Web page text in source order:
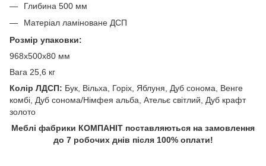
Глибина 500 мм
Матеріал ламіноване ДСП
Розмір упаковки:
968х500х80 мм
Вага 25,6 кг
Колір ЛДСП: Бук, Вільха, Горіх, Яблуня, Дуб сонома, Венге
комбі, Дуб сонома/Німфея альба, Ательє світлий, Дуб крафт
золото
Меблі фабрики КОМПАНІТ поставляються на замовлення
до 7 робочих днів після 100% оплати!